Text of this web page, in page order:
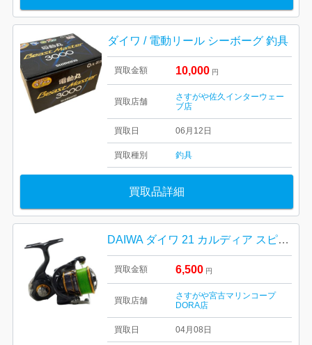
ダイワ / 電動リール シーボーグ 釣具
買取金額 10,000 円
買取店舗
さすがや佐久インターウェー
ブ店
買取日 06月12日
買取種別 釣具
買取品詳細
DAIWA ダイワ 21 カルディア スピニングリール
買取金額 6,500 円
買取店舗
さすがや宮古マリンコープ
DORA店
買取日 04月08日